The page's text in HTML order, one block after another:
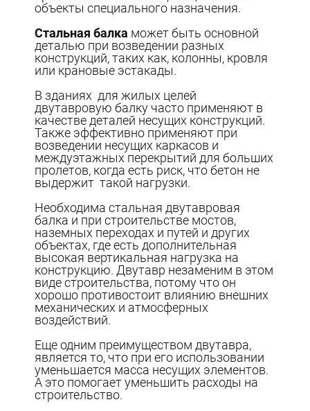
объекты специального назначения.
Стальная балка может быть основной
деталью при возведении разных
конструкций, таких как, колонны, кровля
или крановые эстакады.
В зданиях для жилых целей
двутавровую балку часто применяют в
качестве деталей несущих конструкций.
Также эффективно применяют при
возведении несущих каркасов и
междуэтажных перекрытий для больших
пролетов, когда есть риск, что бетон не
выдержит такой нагрузки.
Необходима стальная двутавровая
балка и при строительстве мостов,
наземных переходах и путей и других
объектах, где есть дополнительная
высокая вертикальная нагрузка на
конструкцию. Двутавр незаменим в этом
виде строительства, потому что он
хорошо противостоит влиянию внешних
механических и атмосферных
воздействий.
Еще одним преимуществом двутавра,
является то, что при его использовании
уменьшается масса несущих элементов.
А это помогает уменьшить расходы на
строительство.